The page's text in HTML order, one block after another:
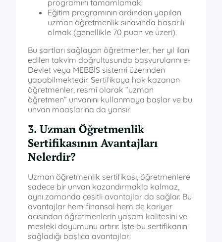
programını tamamlamak.
Eğitim programının ardından yapılan
uzman öğretmenlik sınavında başarılı
olmak (genellikle 70 puan ve üzeri).
Bu şartları sağlayan öğretmenler, her yıl ilan
edilen takvim doğrultusunda başvurularını e-
Devlet veya MEBBİS sistemi üzerinden
yapabilmektedir. Sertifikaya hak kazanan
öğretmenler, resmî olarak “uzman
öğretmen” unvanını kullanmaya başlar ve bu
unvan maaşlarına da yansır.
3. Uzman Öğretmenlik
Sertifikasının Avantajları
Nelerdir?
Uzman öğretmenlik sertifikası, öğretmenlere
sadece bir unvan kazandırmakla kalmaz,
aynı zamanda çeşitli avantajlar da sağlar. Bu
avantajlar hem finansal hem de kariyer
açısından öğretmenlerin yaşam kalitesini ve
mesleki doyumunu artırır. İşte bu sertifikanın
sağladığı başlıca avantajlar: